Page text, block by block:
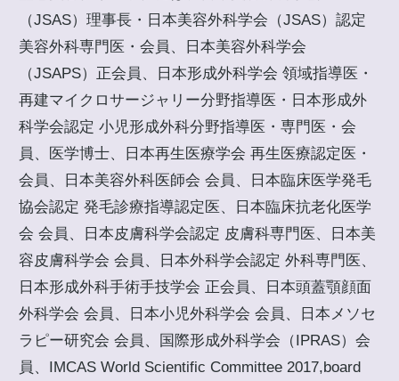
（JSAS）理事長・日本美容外科学会（JSAS）認定
美容外科専門医・会員、日本美容外科学会
（JSAPS）正会員、日本形成外科学会 領域指導医・
再建マイクロサージャリー分野指導医・日本形成外
科学会認定 小児形成外科分野指導医・専門医・会
員、医学博士、日本再生医療学会 再生医療認定医・
会員、日本美容外科医師会 会員、日本臨床医学発毛
協会認定 発毛診療指導認定医、日本臨床抗老化医学
会 会員、日本皮膚科学会認定 皮膚科専門医、日本美
容皮膚科学会 会員、日本外科学会認定 外科専門医、
日本形成外科手術手技学会 正会員、日本頭蓋顎顔面
外科学会 会員、日本小児外科学会 会員、日本メソセ
ラピー研究会 会員、国際形成外科学会（IPRAS）会
員、IMCAS World Scientific Committee 2017,board